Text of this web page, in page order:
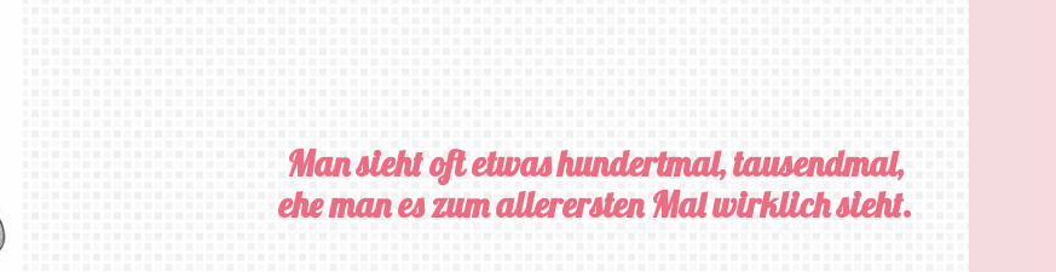
Man sieht oft etwas hundertmal, tausendmal,
ehe man es zum allerersten Mal wirklich sieht.